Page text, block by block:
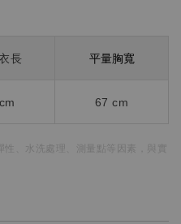
長 平量胸寬
67 cm
性、水洗處理、測量點等因素，